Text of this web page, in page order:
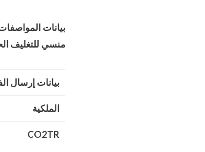
بيانات
منسي للتغليف
بيانات إرسال
الملكية
CO2TR